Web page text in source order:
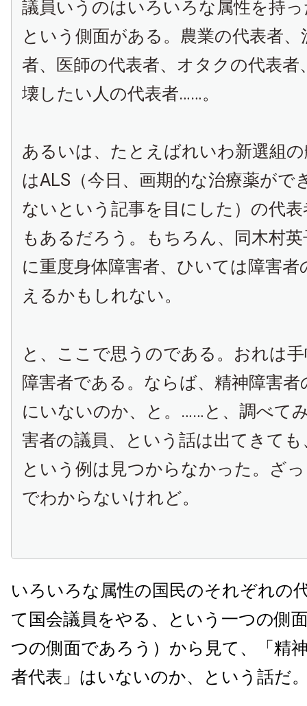
議員いうのはいろいろな属性を持
という側面がある。農業の代表者、
者、医師の代表者、オタクの代表者
壊したい人の代表者……。
あるいは、たとえばれいわ新選組
はALS（今日、画期的な治療薬がで
ないという記事を目にした）の代
もあるだろう。もちろん、同木村
に重度身体障害者、ひいては障害者
えるかもしれない。
と、ここで思うのである。おれは
障害者である。ならば、精神障害者
にいないのか、と。……と、調べて
害者の議員、という話は出てきても
という例は見つからなかった。ざ
でわからないけれど。
いろいろな属性の国民のそれぞれの
て国会議員をやる、という一つの側
つの側面であろう）から見て、「精
者代表」はいないのか、という話だ